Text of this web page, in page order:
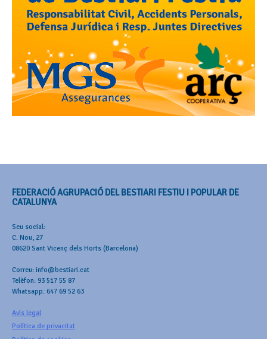
FEDERACIÓ AGRUPACIÓ DEL BESTIARI FESTIU I POPULAR DE
CATALUNYA
Seu social:
C. Nou, 27
08620 Sant Vicenç dels Horts (Barcelona)
Correu: info@bestiari.cat
Telèfon: 93 517 55 87
Whatsapp: 647 69 52 63
Avís legal
Política de privacitat